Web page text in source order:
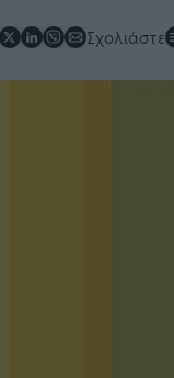
Σχολιάστε